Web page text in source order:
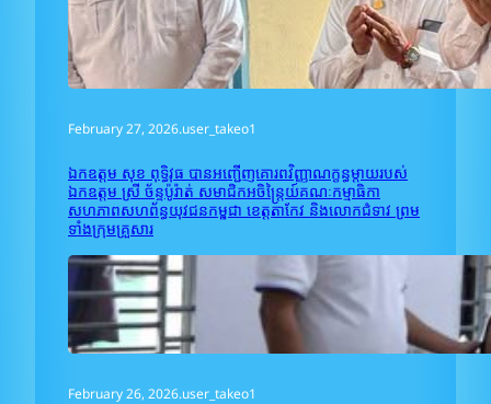
February 27, 2026.user_takeo1
ឯកឧត្តម សុខ ពុទ្ធិវុធ បានអញ្ជើញគោរពវិញ្ញាណក្ខន្ធម្តាយរបស់
ឯកឧត្តម ស្រី ច័ន្ទប៉ូរ៉ាត់ សមាជិកអចិន្រ្តៃយ៍គណៈកម្មាធិកា
សហភាពសហព័ន្ធយុវជនកម្ពុជា ខេត្តតាកែវ និងលោកជំទាវ ព្រម
ទាំងក្រុមគ្រួសារ
February 26, 2026.user_takeo1